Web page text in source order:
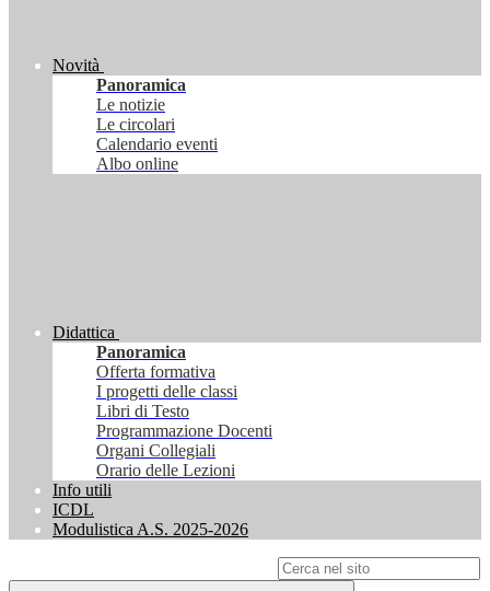
Novità
Panoramica
Le notizie
Le circolari
Calendario eventi
Albo online
Didattica
Panoramica
Offerta formativa
I progetti delle classi
Libri di Testo
Programmazione Docenti
Organi Collegiali
Orario delle Lezioni
Info utili
ICDL
Modulistica A.S. 2025-2026